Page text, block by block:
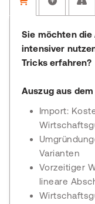
Sie möchten
intensiver
Tricks erfahren?
Auszug aus
Import:
Varianten
Vorzeitiger
lineare